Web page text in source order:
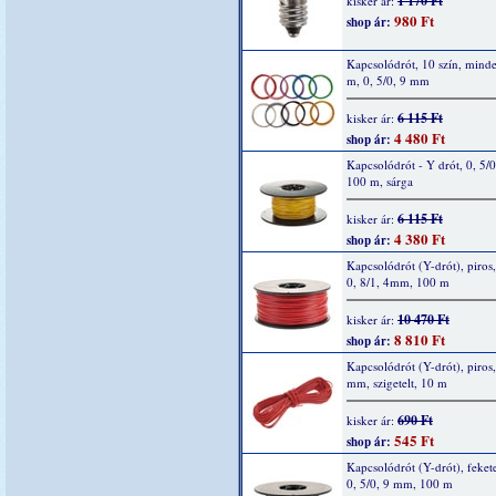
shop ár: 980 Ft
Kapcsolódrót, 10 szín,
m, 0, 5/0, 9 mm
kisker ár: 6 115 Ft
shop ár: 4 480 Ft
Kapcsolódrót - Y drót, 0, 5/
100 m, sárga
kisker ár: 6 115 Ft
shop ár: 4 380 Ft
Kapcsolódrót (Y-drót),
0, 8/1, 4mm, 100 m
kisker ár: 10 470 Ft
shop ár: 8 810 Ft
Kapcsolódrót (Y-drót),
mm, szigetelt, 10 m
kisker ár: 690 Ft
shop ár: 545 Ft
Kapcsolódrót (Y-drót),
0, 5/0, 9 mm, 100 m